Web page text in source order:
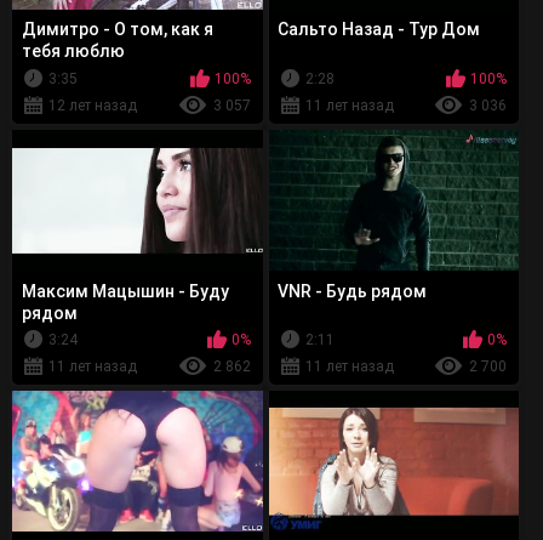
Димитро - О том, как я
тебя люблю
3:35
100%
12 лет назад
3 057
Сальто Назад - Тур Дом
2:28
100%
11 лет назад
3 036
Максим Мацышин - Буду
рядом
3:24
0%
11 лет назад
2 862
VNR - Будь рядом
2:11
0%
11 лет назад
2 700